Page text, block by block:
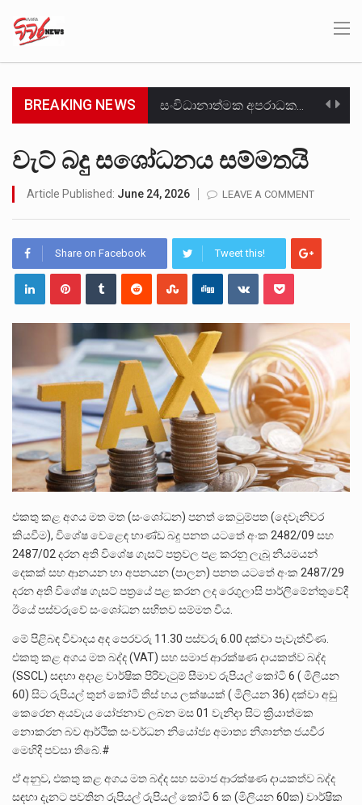
BREAKING NEWS සංවිධානාත්මක අපරාධකරුවකු වන ලොකු පැටිගේ ප්‍රධාන වෙඩික්කරු බවට සැක කරන ගිං ගඟේ ගිල්වා මරා දමා…
මහර බන්ධනාගාරයේ අද ඇතිවූ සිද්ධියෙන් තුවාල ලැබූ බව කියන රැඳවියන් ගණන ඉහළ ගොස් තිබේ. ඒ…
අගෝස්තු මස දෙවන ඉරිදා ලිට් රූම් සූම් සංවාදය පැවැත්වෙන්නේ "කතා කරන මහ වැව" නම් නකතාවක්…
පසුගිය මැයි මස 31 දිනෙන් අවසන් වූ වසර තුළ ලොව පුරා විවිධ තනතුරු නාම වලින්…
මේ, දන්නා හඳුනන ලියන්නකුගේ නන්නාඳුනන අඩවියක සැරිසරා ලද ආස්වාදනීය මොහොතක සිංහාවලෝකනයකි .කෙටි කවියක දිගු බර…
වත්මන් ආණ්ඩුවේ ප්‍රධාන පාර්ශවකරුවා වන ජනතා විමුක්ති පෙරමුණේ කාලයක පටන් තිබුණු ප්‍රධාන සටන් පාඨයක් වූවේ…
වැට් බදු සශෝධනය සම්මතයි
Article Published: June 24, 2026 LEAVE A COMMENT
Share on Facebook Tweet this!
එකතු කළ අගය මත මත (සංශෝධන) පනත් කෙටුම්පත (දෙවැනිවර
කියවීම), විශේෂ වෙළෙඳ භාණ්ඩ බදු පනත යටතේ අංක 2482/09 සහ
2487/02 දරන අති විශේෂ ගැසට්‌ පත්‍රවල පළ කරනු ලැබූ නියමයන්
දෙකක් සහ ආනයන හා අපනයන (පාලන) පනත යටතේ අංක 2487/29
දරන අති විශේෂ ගැසට් පත්‍රයේ පළ කරන ලද රෙගුලාසි පාර්ලිමේන්තුවේදී
ඊයේ පස්වරුවේ සංශෝධන සහිතව සම්මත විය.
මේ පිළිබඳ විවාදය අද පෙරවරු 11.30 පස්වරු 6.00 දක්වා පැවැත්විණ.
එකතු කළ අගය මත බද්ද (VAT) සහ සමාජ ආරක්ෂණ දායකත්ව බද්ද
(SSCL) සඳහා අදාළ වාර්ෂික පිරිවැටුම් සීමාව රුපියල් කෝටි 6 ( මිලියන
60) සිට රුපියල් තුන් කෝටි තිස් හය ලක්ෂයක් ( මිලියන 36) දක්වා අඩු
කෙරෙන අයවැය යෝජනාව ලබන මස 01 වැනිදා සිට ක්‍රියාත්මක
නොකරන බව ආර්ථික සංවර්ධන නියෝජ්‍ය අමාත්‍ය නිශාන්ත ජයවීර
මෙහිදී පවසා තිබේ.#
ඒ අනුව, එකතු කළ අගය මත බද්ද සහ සමාජ ආරක්ෂණ දායකත්ව බද්ද
සඳහා දැනට පවතින රුපියල් රුපියල් කෝටි 6 ක (මිලියන 60ක) වාර්ෂික